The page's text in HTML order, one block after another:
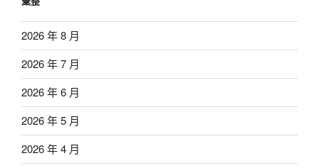
2026 年 8 月
2026 年 7 月
2026 年 6 月
2026 年 5 月
2026 年 4 月